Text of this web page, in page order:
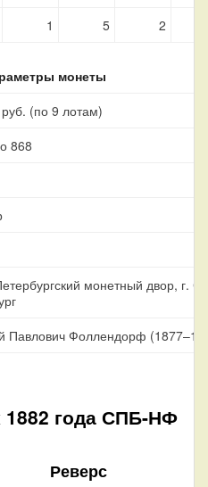
1 5 2
монеты
(по 9 лотам)
868
монетный двор, г.
Павлович Фоллендорф
1882 года СПБ-НФ
Реверс